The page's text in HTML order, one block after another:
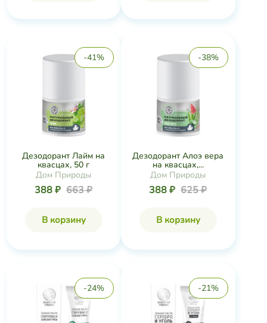
-41%
Дезодорант Лайм на
квасцах, 50 г
Дом Природы
388 ₽ 663 ₽
В корзину
-38%
Дезодорант Алоэ вера
на квасцах,...
Дом Природы
388 ₽ 625 ₽
В корзину
-24% -21%